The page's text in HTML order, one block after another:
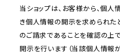
当ショップは、お客様から、個
き個人情報の開示を求められた
のご請求であることを確認の上
開示を行います（当該個人情報